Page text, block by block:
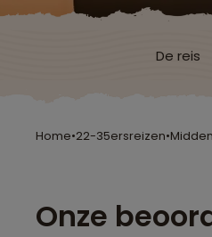
De reis
Home•22-35ersreizen•
Onze